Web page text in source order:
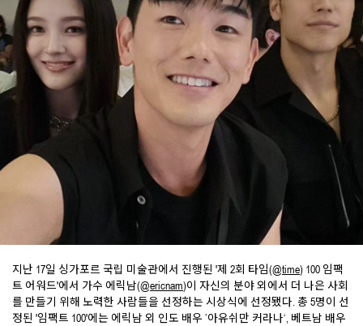
지난 17일 싱가포르 국립 미술관에서 진행된 '제 2회 타임(@time) 100 임팩
트 어워드'에서 가수 에릭남(@ericnam)이 자신의 분야 외에서 더 나은 사회
를 만들기 위해 노력한 사람들을 선정하는 시상식에 선정됐다. 총 5명이 선
정된 '임팩트 100'에는 에릭남 외 인도 배우 ’아유쉬만 커라나‘, 베트남 배우